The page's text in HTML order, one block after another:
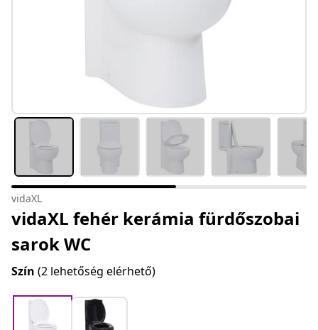
vidaXL
vidaXL fehér kerámia fürdőszobai
sarok WC
Szín (2 lehetőség elérhető)